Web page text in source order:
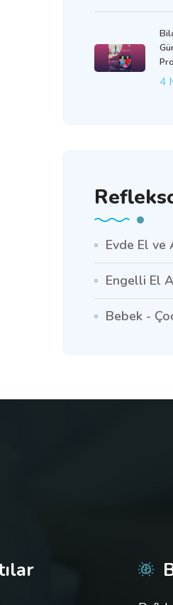
4
Evde El ve
Engelli El
Bebek -